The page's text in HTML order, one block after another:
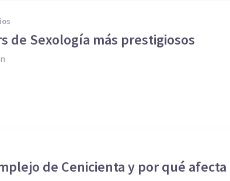
de Sexología más prestigiosos
de Cenicienta y por qué afecta